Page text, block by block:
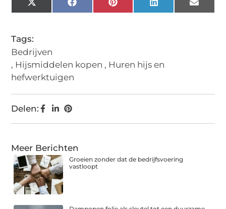
X
(Twitter)
FacebookPinterestLinkedIn Email
Tags:
Bedrijven
, Hijsmiddelen kopen , Huren hijs en
hefwerktuigen
Delen:
Meer Berichten
Groeien zonder dat de bedrijfsvoering
vastloopt